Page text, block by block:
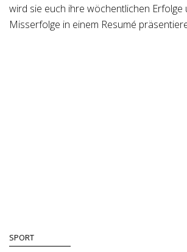
wird sie euch ihre wöchentlichen Erfolge
Misserfolge in einem Resumé
SPORT